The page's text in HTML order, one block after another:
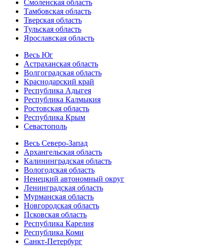
Смоленская область
Тамбовская область
Тверская область
Тульская область
Ярославская область
Весь Юг
Астраханская область
Волгоградская область
Краснодарский край
Республика Адыгея
Республика Калмыкия
Ростовская область
Республика Крым
Севастополь
Весь Северо-Запад
Архангельская область
Калининградская область
Вологодская область
Ненецкий автономный округ
Ленинградская область
Мурманская область
Новгородская область
Псковская область
Республика Карелия
Республика Коми
Санкт-Петербург